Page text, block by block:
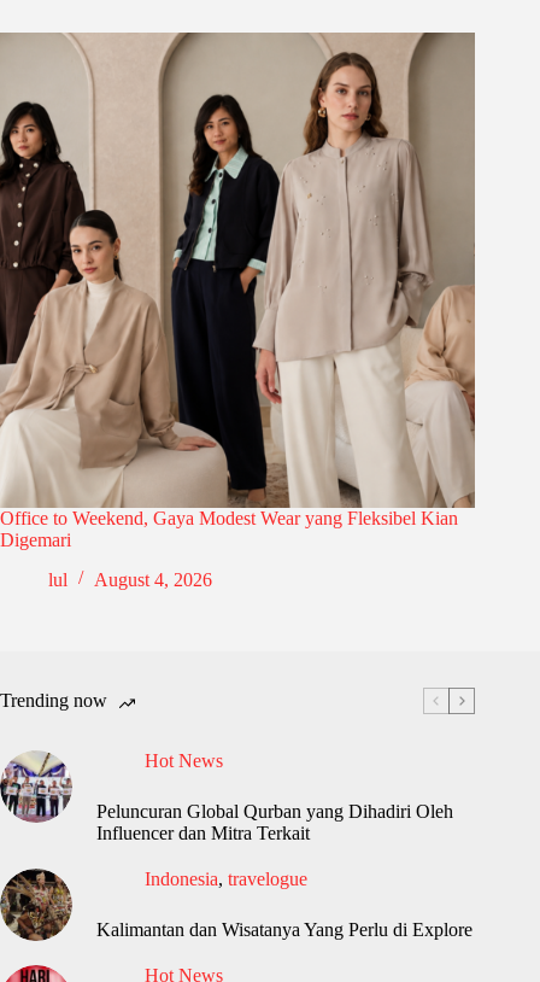
Office to Weekend, Gaya Modest Wear yang Fleksibel Kian
Digemari
lul
August 4, 2026
Trending now
Hot News
Peluncuran Global Qurban yang Dihadiri Oleh
Influencer dan Mitra Terkait
Indonesia, travelogue
Kalimantan dan Wisatanya Yang Perlu di Explore
Hot News